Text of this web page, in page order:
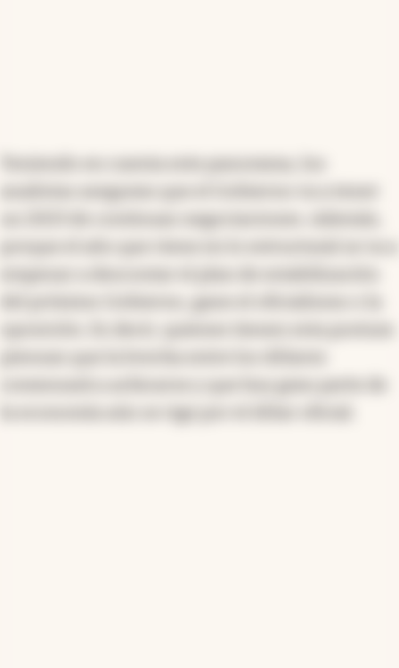
analistas aseguran que el Gobierno va a tener
un 2023 de continuas negociaciones. Además,
la economía aún se rige por el dólar oficial.